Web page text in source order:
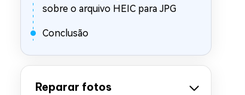
sobre o arquivo HEIC para JPG
Conclusão
Reparar fotos